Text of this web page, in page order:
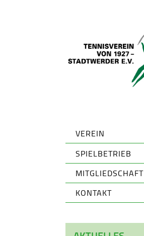
VEREIN
SPIELBETRIEB
MITGLIEDSCHAFT
KONTAKT